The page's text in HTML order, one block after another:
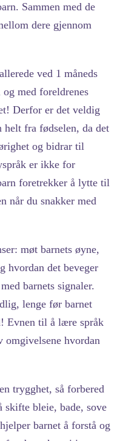
Sammen med de
dere gjennom
allerede ved 1 måneds
med foreldrenes
Derfor er det veldig
helt fra fødselen, da det
og bidrar til
er ikke for
foretrekker å lytte til
når du snakker med
møt barnets øyne,
hvordan det beveger
barnets signaler.
lenge før barnet
Evnen til å lære språk
omgivelsene hvordan
trygghet, så forbered
skifte bleie, bade, sove
barnet å forstå og